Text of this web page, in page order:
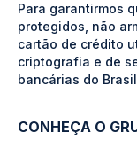
Para garantirmos
protegidos, não
cartão de crédito
criptografia e de
bancárias do
CONHEÇA O